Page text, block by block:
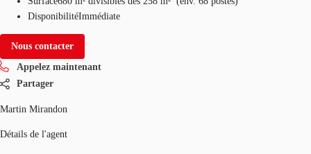
DisponibilitéImmédiate
Nous contacter
Appelez maintenant
Partager
Martin Mirandon
Détails de l'agent